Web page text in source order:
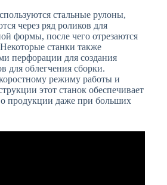
стальные рулоны,
через ряд роликов для
формы, после чего отрезаются
станки также
перфорации для создания
для облегчения сборки.
режиму работы и
этот станок обеспечивает
продукции даже при больших